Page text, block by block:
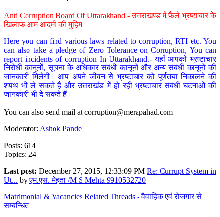
Anti Corruption Board Of Uttarakhand - उत्तराखण्ड में फैले भ्रष्टाचार के
खिलाफ आम आदमी की मुहिम
Here you can find various laws related to corruption, RTI etc. You
can also take a pledge of Zero Tolerance on Corruption, You can
report incidents of corruption In Uttarakhand.- यहाँ आपको भ्रष्टाचार
निरोधी कानूनों, सूचना के अधिकार संबंधी कानूनों और अन्य संबंधी कानूनों की
जानकारी मिलेगी। आप अपने जीवन से भ्रष्टाचार को पूर्णतया निकालने की
शपथ भी ले सकते हैं और उत्तराखंड में हो रही भ्रष्टाचार संबंधी घटनाओं की
जानकारी भी दे सकते हैं।
You can also send mail at corruption@merapahad.com
Moderator: Ashok Pande
Posts: 614
Topics: 24
Last post: December 27, 2015, 12:33:09 PM Re: Currupt System in
Ut... byएम.एस. मेहता /M S Mehta 9910532720
Matrimonial & Vacancies Related Threads - वैवाहिक एवं रोजगार से
सम्बन्धित